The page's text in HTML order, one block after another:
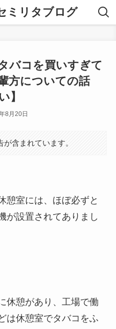
ミリタブログ
バコを買いすぎて
方についての話
】
8月20日
含まれています。
憩室には、ほぼ必ずと
が設置されてありまし
休憩があり、 工場で働
は休憩室でタバコをふ